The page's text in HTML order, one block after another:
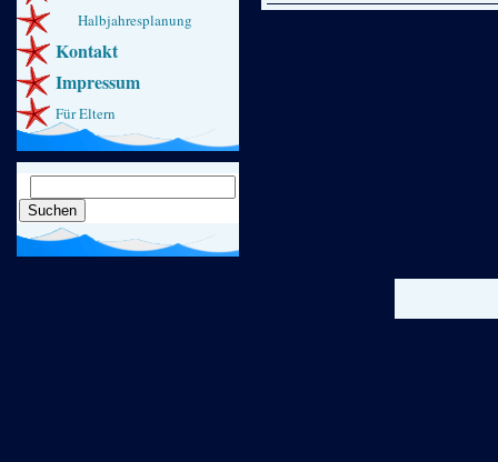
Halbjahresplanung
Kontakt
Impressum
Für Eltern
nach: